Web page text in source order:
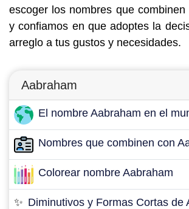
escoger los nombres que combinen
y confiamos en que adoptes la
arreglo a tus gustos y necesidades.
Aabraham
El nombre Aabraham en el
Nombres que combinen con
Colorear nombre Aabraham
✨ Diminutivos y Formas Cortas de